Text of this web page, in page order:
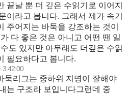
끝날 뿐 더 깊은 수읽기로 이어지
이라고 봅니다. 그래서 제가 속기
주어지는 바둑을 강조하는 것이
다 좋은 것은 아니고 어떤 땐 일
도 있지만 아무래도 더깊은 수읽
필요하다고 봅니다.
3:42:00
둑리그는 중하위 지명이 잘해야
는 구조라 보입니다그런데 중